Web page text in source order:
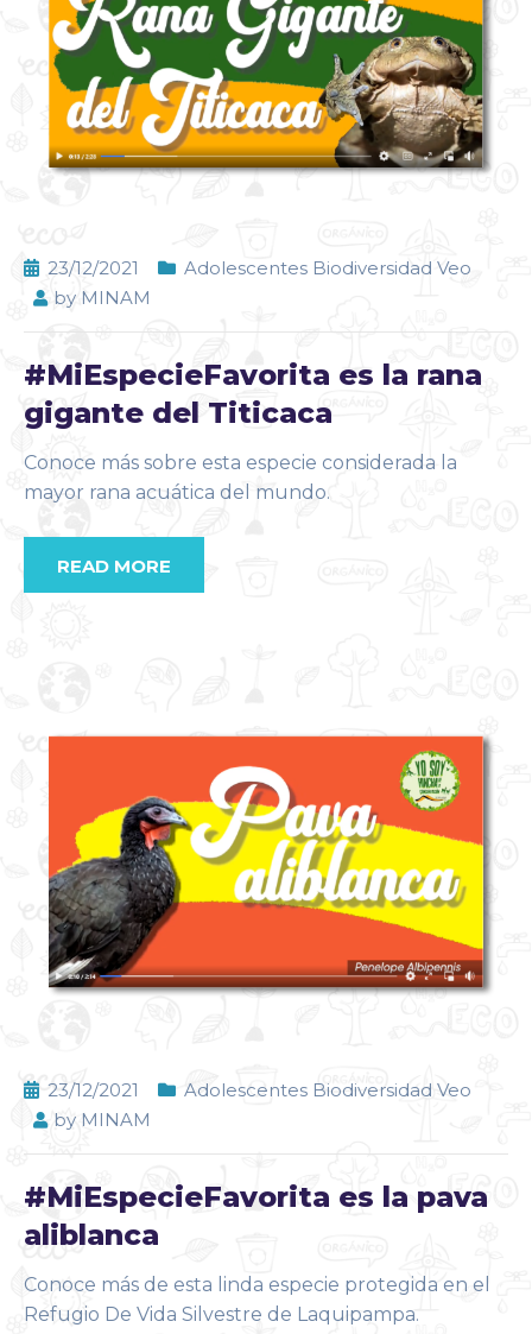
23/12/2021
Adolescentes Biodiversidad Veo
by MINAM
#MiEspecieFavorita es la rana
gigante del Titicaca
Conoce más sobre esta especie considerada la
mayor rana acuática del mundo.
READ MORE
23/12/2021
Adolescentes Biodiversidad Veo
by MINAM
#MiEspecieFavorita es la pava
aliblanca
Conoce más de esta linda especie protegida en el
Refugio De Vida Silvestre de Laquipampa.